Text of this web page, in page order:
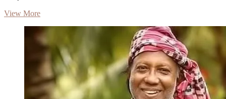
View Moreআই‌জি‌পি
ড.
বেনজীর
আহ‌মেদ
দায়িত্ব
পালনের
এক
বছর